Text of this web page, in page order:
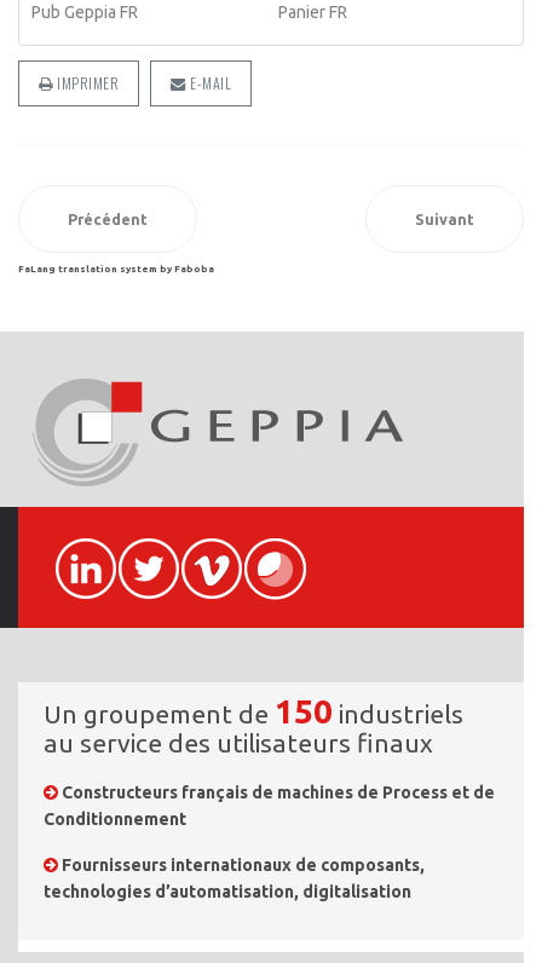
Pub Geppia FR
Panier FR
IMPRIMER E-MAIL
Précédent Suivant
FaLang translation system by Faboba
Un groupement de 150 industriels
au service des utilisateurs finaux
Constructeurs français de machines de Process et de
Conditionnement
Fournisseurs internationaux de composants,
technologies d’automatisation, digitalisation